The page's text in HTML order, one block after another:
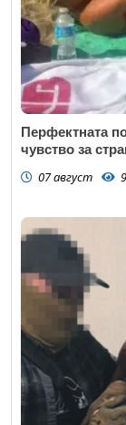
Перфектната
чувство за
07 август